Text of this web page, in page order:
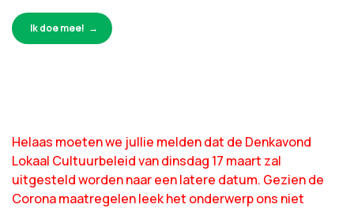
Ik doe mee!
Helaas moeten we jullie melden dat de Denkavond
Lokaal Cultuurbeleid van dinsdag 17 maart zal
uitgesteld worden naar een latere datum. Gezien de
Corona maatregelen leek het onderwerp ons niet